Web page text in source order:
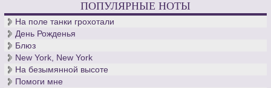
десятилетия кантор церкви св. Фомы, - вечен.
ПОПУЛЯРНЫЕ НОТЫ
На поле танки грохотали
День Рожденья
Блюз
New York, New York
На безымянной высоте
Помоги мне